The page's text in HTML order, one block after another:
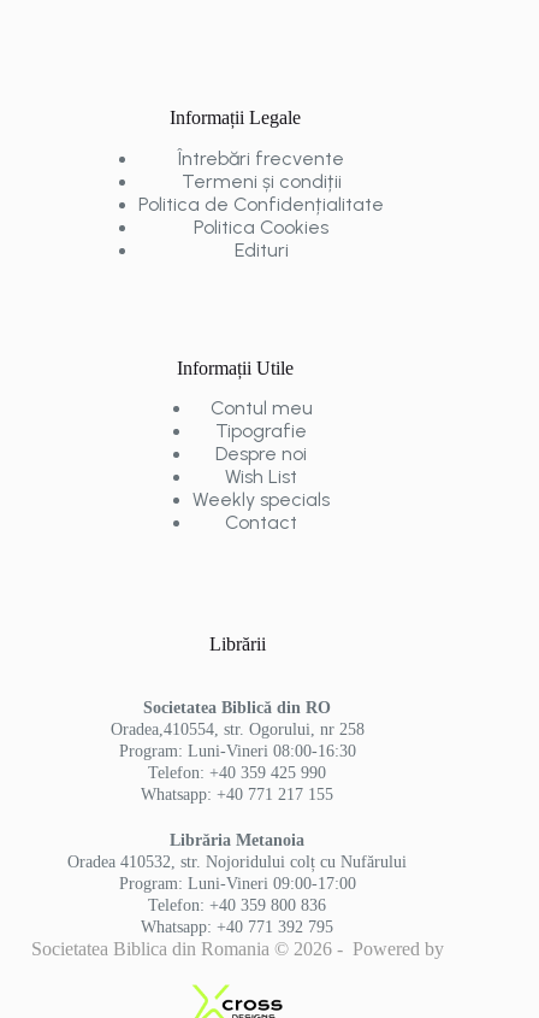
Informații Legale
Întrebări frecvente
Termeni și condiții
Politica de Confidențialitate
Politica Cookies
Edituri
Informații Utile
Contul meu
Tipografie
Despre noi
Wish List
Weekly specials
Contact
Librării
Societatea Biblică din RO
Oradea,410554, str. Ogorului, nr 258
Program: Luni-Vineri 08:00-16:30
Telefon: +40 359 425 990
Whatsapp: +40 771 217 155
Librăria Metanoia
Oradea 410532, str. Nojoridului colț cu Nufărului
Program: Luni-Vineri 09:00-17:00
Telefon: +40 359 800 836
Whatsapp: +40 771 392 795
Societatea Biblica din Romania © 2026 - Powered by